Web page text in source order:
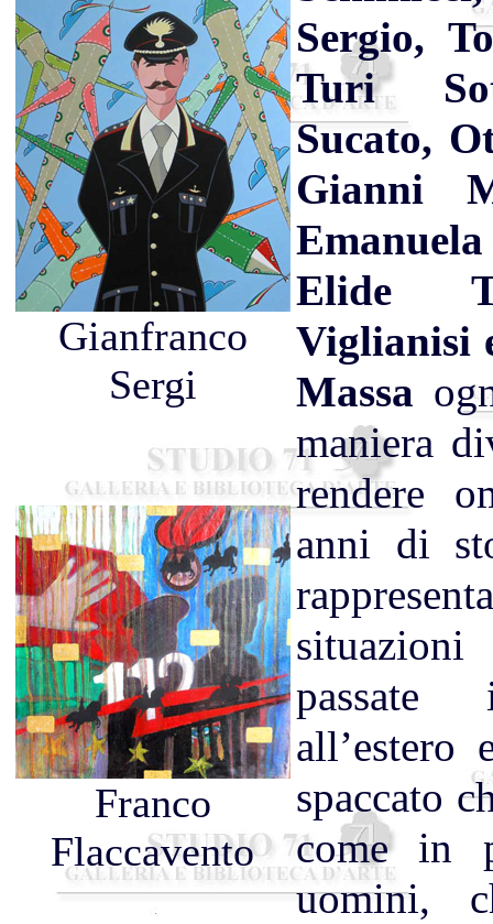
Sergio,
Turi
Sucato,
Gianni
Elide
Viglianisi
Massa
maniera
rendere
anni di
all’estero
spaccato
come in
uomini,
Gianfranco
Sergi
Franco
Flaccavento